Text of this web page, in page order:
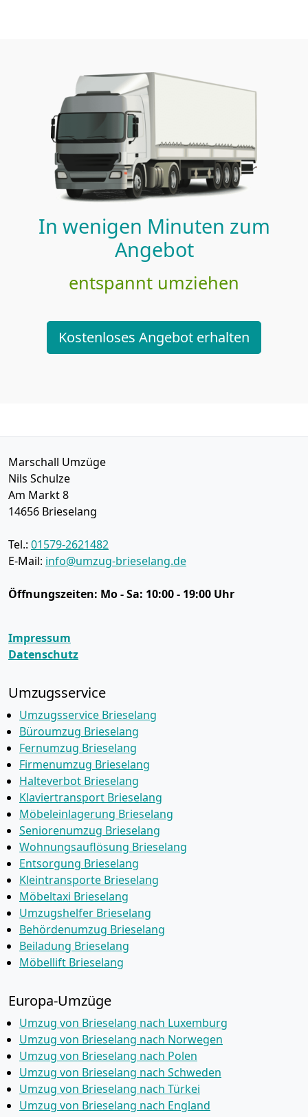
In wenigen Minuten zum
Angebot
entspannt umziehen
Kostenloses Angebot erhalten
Marschall Umzüge
Nils Schulze
Am Markt 8
14656 Brieselang
Tel.: 01579-2621482
E-Mail: info@umzug-brieselang.de
Öffnungszeiten: Mo - Sa: 10:00 - 19:00 Uhr
Impressum
Datenschutz
Umzugsservice
Umzugsservice Brieselang
Büroumzug Brieselang
Fernumzug Brieselang
Firmenumzug Brieselang
Halteverbot Brieselang
Klaviertransport Brieselang
Möbeleinlagerung Brieselang
Seniorenumzug Brieselang
Wohnungsauflösung Brieselang
Entsorgung Brieselang
Kleintransporte Brieselang
Möbeltaxi Brieselang
Umzugshelfer Brieselang
Behördenumzug Brieselang
Beiladung Brieselang
Möbellift Brieselang
Europa-Umzüge
Umzug von Brieselang nach Luxemburg
Umzug von Brieselang nach Norwegen
Umzug von Brieselang nach Polen
Umzug von Brieselang nach Schweden
Umzug von Brieselang nach Türkei
Umzug von Brieselang nach England